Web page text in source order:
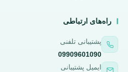
راه‌های ارتباطی
پشتیبانی تلفنی
09909601090
ایمیل پشتیبانی